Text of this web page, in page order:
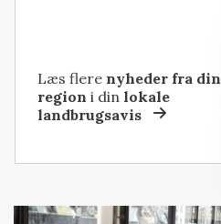
Læs flere nyheder fra din
region i dinlokale
landbrugsavis